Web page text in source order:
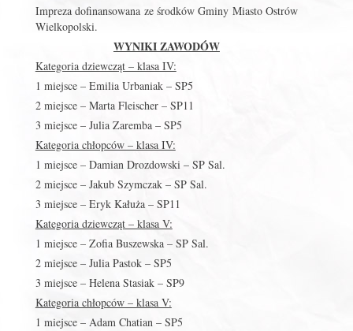
Impreza dofinansowana ze środków Gminy Miasto Ostrów
Wielkopolski.
WYNIKI ZAWODÓW
Kategoria dziewcząt – klasa IV:
1 miejsce – Emilia Urbaniak – SP5
2 miejsce – Marta Fleischer – SP11
3 miejsce – Julia Zaremba – SP5
Kategoria chłopców – klasa IV:
1 miejsce – Damian Drozdowski – SP Sal.
2 miejsce – Jakub Szymczak – SP Sal.
3 miejsce – Eryk Kałuża – SP11
Kategoria dziewcząt – klasa V:
1 miejsce – Zofia Buszewska – SP Sal.
2 miejsce – Julia Pastok – SP5
3 miejsce – Helena Stasiak – SP9
Kategoria chłopców – klasa V:
1 miejsce – Adam Chatian – SP5